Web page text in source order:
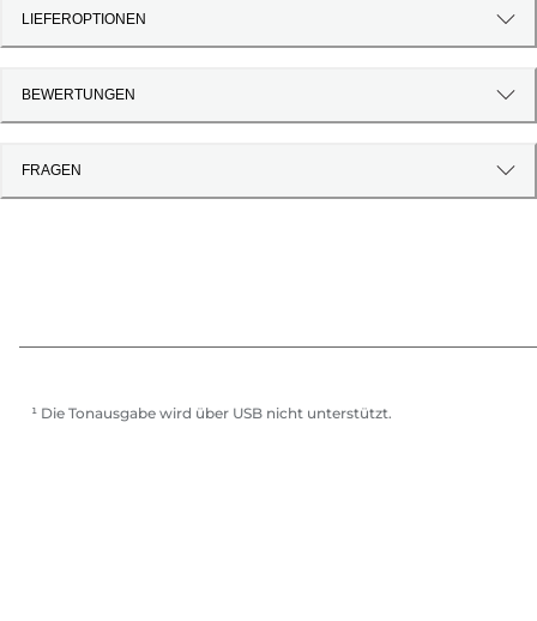
LIEFEROPTIONEN
BEWERTUNGEN
FRAGEN
¹ Die Tonausgabe wird über USB nicht unterstützt.